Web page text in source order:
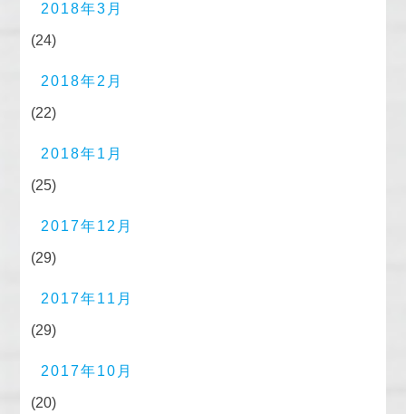
2018年3月
(24)
2018年2月
(22)
2018年1月
(25)
2017年12月
(29)
2017年11月
(29)
2017年10月
(20)